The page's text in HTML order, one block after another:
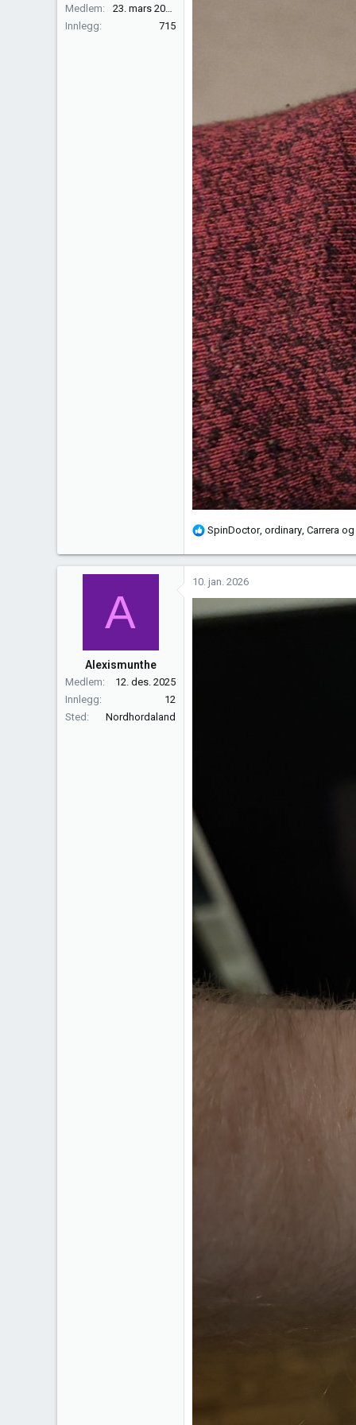
Medlem
23. mars 2010
Innlegg
715
R
k
SpinDoctor, ordinary, Carrera og
A
Alexismunthe
Medlem
12. des. 2025
Innlegg
12
Sted
Nordhordaland
10. jan. 2026